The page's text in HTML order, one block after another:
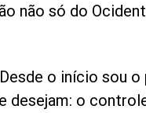
não só do
o início sou
desejam: o